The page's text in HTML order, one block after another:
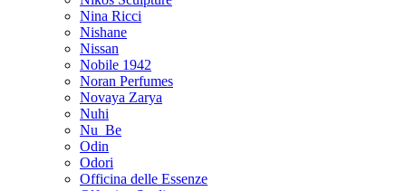
Nina Ricci
Nishane
Nissan
Nobile 1942
Noran Perfumes
Novaya Zarya
Nuhi
Nu_Be
Odin
Odori
Officina delle Essenze